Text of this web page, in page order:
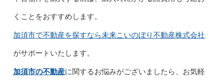
くことをおすすめします。
加須市で不動産を探すなら未来こいのぼり不動産株式会社
がサポートいたします。
加須市の不動産に関するお悩みがございましたら、お気軽